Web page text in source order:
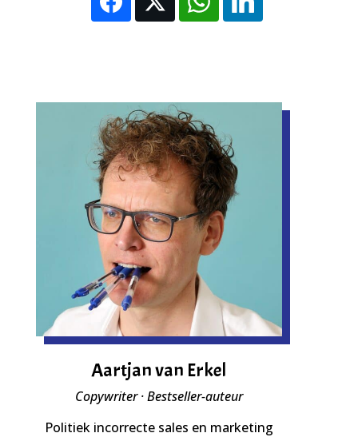
Aartjan van Erkel
Copywriter · Bestseller-auteur
Politiek incorrecte sales en marketing